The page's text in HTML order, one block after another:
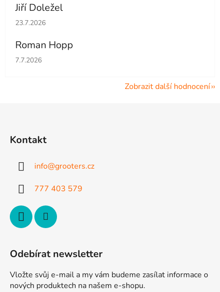
Jiří Doležel
Hodnocení obchodu je 5 z 5 hvězdiček.
23.7.2026
Roman Hopp
Hodnocení obchodu je 5 z 5 hvězdiček.
7.7.2026
Zobrazit další hodnocení
Kontakt
info@grooters.cz
777 403 579
Odebírat newsletter
Vložte svůj e-mail a my vám budeme zasílat informace o
nových produktech na našem e-shopu.